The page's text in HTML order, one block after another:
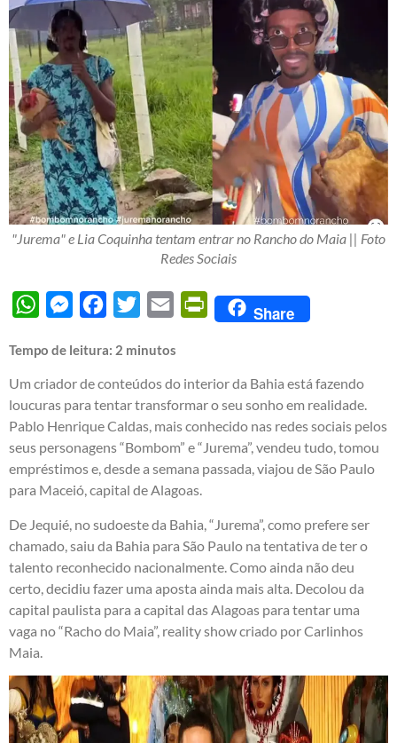
"Jurema" e Lia Coquinha tentam entrar no Rancho do Maia || Foto
Redes Sociais
WhatsAppMessengerFacebook
Twitter Email PrintFriendly
Share
Tempo de leitura: 2 minutos
Um criador de conteúdos do interior da Bahia está fazendo
loucuras para tentar transformar o seu sonho em realidade.
Pablo Henrique Caldas, mais conhecido nas redes sociais pelos
seus personagens “Bombom” e “Jurema”, vendeu tudo, tomou
empréstimos e, desde a semana passada, viajou de São Paulo
para Maceió, capital de Alagoas.
De Jequié, no sudoeste da Bahia, “Jurema”, como prefere ser
chamado, saiu da Bahia para São Paulo na tentativa de ter o
talento reconhecido nacionalmente. Como ainda não deu
certo, decidiu fazer uma aposta ainda mais alta. Decolou da
capital paulista para a capital das Alagoas para tentar uma
vaga no “Racho do Maia”, reality show criado por Carlinhos
Maia.